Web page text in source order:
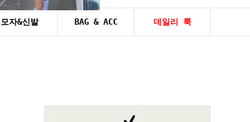
모자&신발 BAG & ACC 데일리 룩